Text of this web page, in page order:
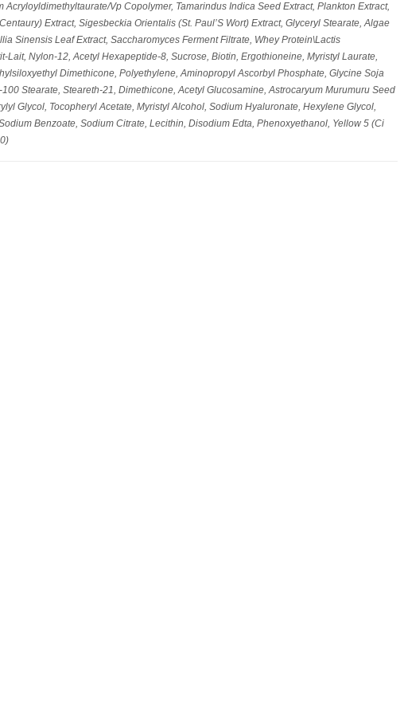
Acryloyldimethyltaurate/Vp Copolymer, Tamarindus Indica Seed Extract, Plankton Extract,
Extract, Sigesbeckia Orientalis (St. Paul’S Wort) Extract, Glyceryl Stearate, Algae
Sinensis Leaf Extract, Saccharomyces Ferment Filtrate, Whey Protein\Lactis
Lait, Nylon-12, Acetyl Hexapeptide-8, Sucrose, Biotin, Ergothioneine, Myristyl Laurate,
Dimethicone, Polyethylene, Aminopropyl Ascorbyl Phosphate, Glycine Soja
Stearate, Steareth-21, Dimethicone, Acetyl Glucosamine, Astrocaryum Murumuru Seed
Glycol, Tocopheryl Acetate, Myristyl Alcohol, Sodium Hyaluronate, Hexylene Glycol,
Benzoate, Sodium Citrate, Lecithin, Disodium Edta, Phenoxyethanol, Yellow 5 (Ci